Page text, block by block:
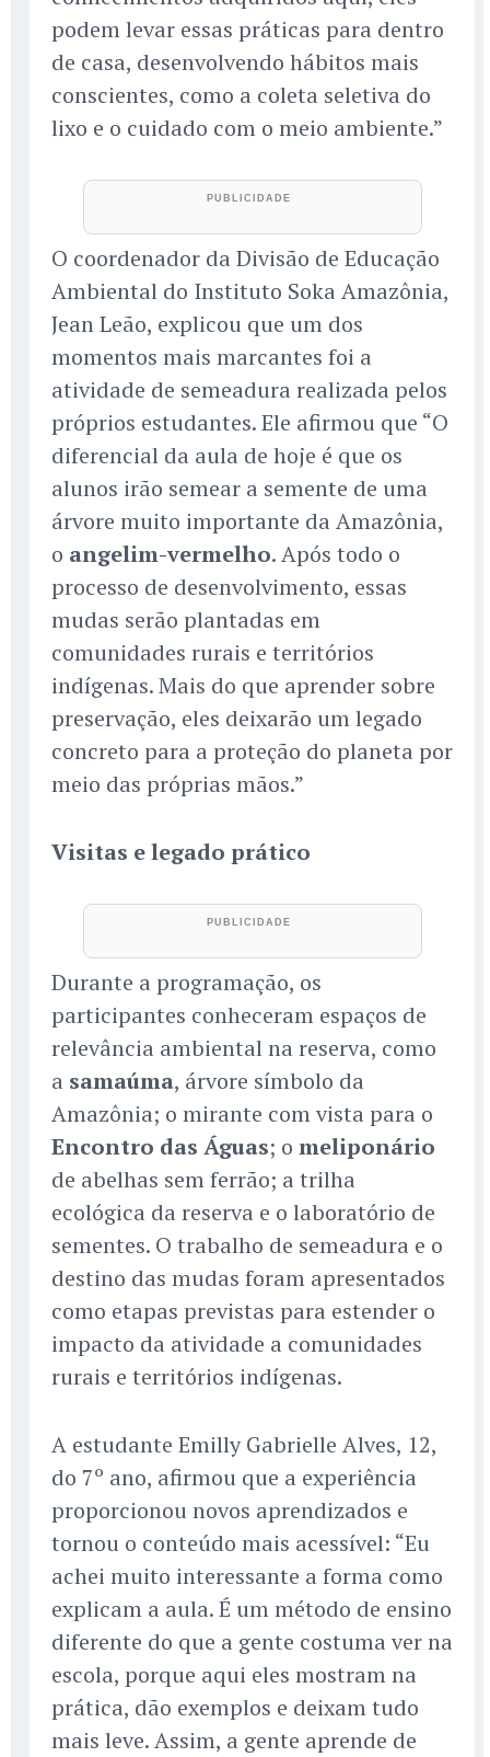
podem levar essas práticas para dentro
de casa, desenvolvendo hábitos mais
conscientes, como a coleta seletiva do
lixo e o cuidado com o meio ambiente.”
O coordenador da Divisão de Educação
Ambiental do Instituto Soka Amazônia,
Jean Leão, explicou que um dos
momentos mais marcantes foi a
atividade de semeadura realizada pelos
próprios estudantes. Ele afirmou que “O
diferencial da aula de hoje é que os
alunos irão semear a semente de uma
árvore muito importante da Amazônia,
o angelim-vermelho. Após todo o
processo de desenvolvimento, essas
mudas serão plantadas em
comunidades rurais e territórios
indígenas. Mais do que aprender sobre
preservação, eles deixarão um legado
concreto para a proteção do planeta por
meio das próprias mãos.”
Visitas e legado prático
Durante a programação, os
participantes conheceram espaços de
relevância ambiental na reserva, como
a samaúma, árvore símbolo da
Amazônia; o mirante com vista para o
Encontro das Águas; o meliponário
de abelhas sem ferrão; a trilha
ecológica da reserva e o laboratório de
sementes. O trabalho de semeadura e o
destino das mudas foram apresentados
como etapas previstas para estender o
impacto da atividade a comunidades
rurais e territórios indígenas.
A estudante Emilly Gabrielle Alves, 12,
do 7º ano, afirmou que a experiência
proporcionou novos aprendizados e
tornou o conteúdo mais acessível: “Eu
achei muito interessante a forma como
explicam a aula. É um método de ensino
diferente do que a gente costuma ver na
escola, porque aqui eles mostram na
prática, dão exemplos e deixam tudo
mais leve. Assim, a gente aprende de